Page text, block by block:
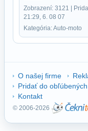
Zobrazení: 3121 |
21:29, 6. 08 07
Kategória: Auto-moto
O našej firme
Pridať do obľúbených
Kontakt
© 2006-2026